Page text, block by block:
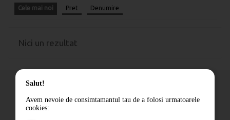
Cele mai noi Pret Denumire
Nici un rezultat
Cum comand
Salut!
Avem nevoie de consimtamantul tau de a folosi urmatoarele
cookies: